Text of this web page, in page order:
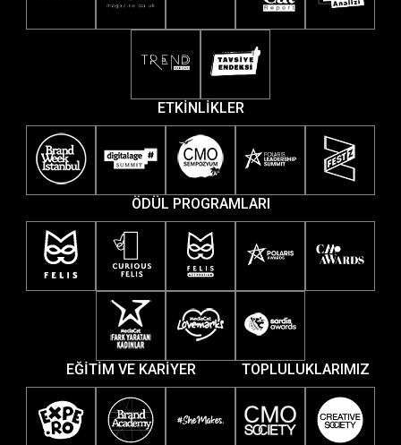
ETKİNLİKLER
ÖDÜL PROGRAMLARI
EĞİTİM VE KARİYER TOPLULUKLARIMIZ